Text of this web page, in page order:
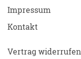
Impressum
Kontakt
Vertrag widerrufen